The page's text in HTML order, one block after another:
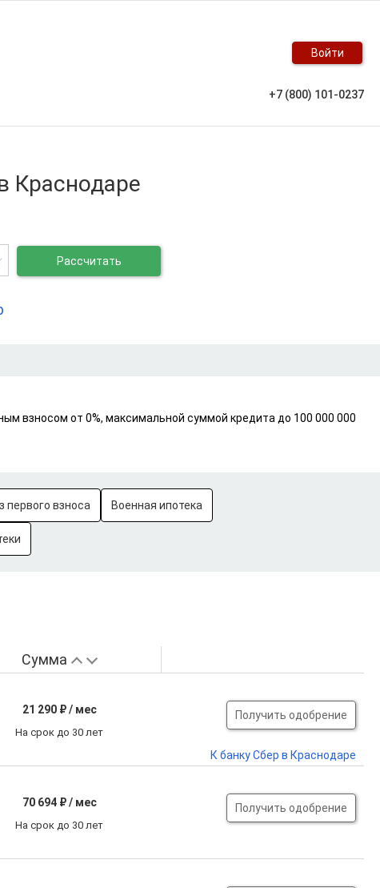
Войти
+7 (800) 101-0237
Краснодаре
Рассчитать
взносом от 0%, максимальной суммой кредита до 100 000 000
первого взноса Военная ипотека
Сумма
21 290 ₽ / мес
На срок до 30 лет
Получить одобрение
К банку Сбер в Краснодаре
70 694 ₽ / мес
На срок до 30 лет
Получить одобрение